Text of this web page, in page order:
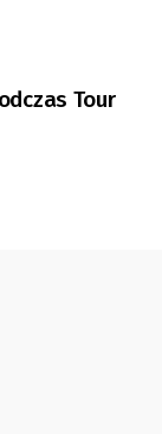
Tour